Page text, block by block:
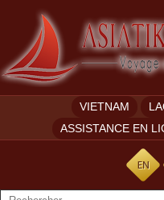
VIETNAM
ASSISTANCE EN